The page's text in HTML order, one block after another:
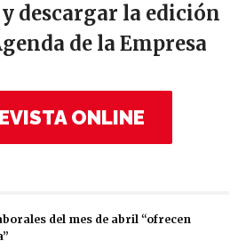
y descargar la edición
de la Empresa
ONLINE
del mes de abril “ofrecen